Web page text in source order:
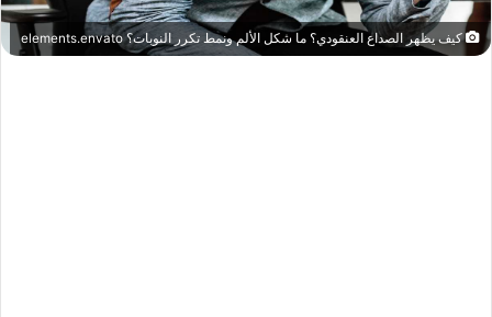
كيف يظهر الصداع العنقودي؟ ما شكل الألم ونمط تكرر النوبات؟ elements.envato